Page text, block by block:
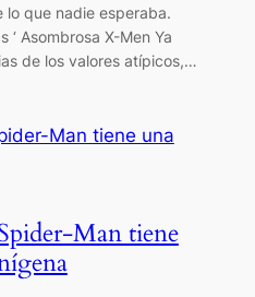
lo que nadie esperaba.
‘ Asombrosa X-Men Ya
de los valores atípicos,…
Man tiene